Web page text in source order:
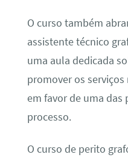
O curso também
assistente técnico
uma aula dedicada
promover os
em favor de uma das
processo.
O curso de perito